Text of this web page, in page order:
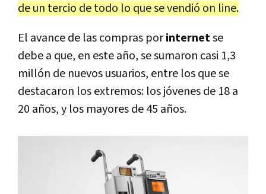
de un tercio de todo lo que se vendió on line.
El avance de las compras porinternetse
debe a que, en este año, se sumaron casi 1,3
millón de nuevos usuarios, entre los que se
destacaron los extremos: los jóvenes de 18 a
20 años, y los mayores de 45 años.